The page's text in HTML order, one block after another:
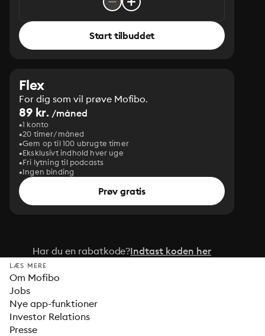
Start tilbuddet
Flex
For dig som vil prøve Mofibo.
89 kr. /måned
1 konto
20 timer/måned
Gem op til 100 ubrugte timer
Eksklusivt indhold hver uge
Fri lytning til podcasts
Ingen binding
Prøv gratis
Har du en rabatkode?Indtast koden her
LÆS MERE
Om Mofibo
Jobs
Nye app-funktioner
Investor Relations
Presse